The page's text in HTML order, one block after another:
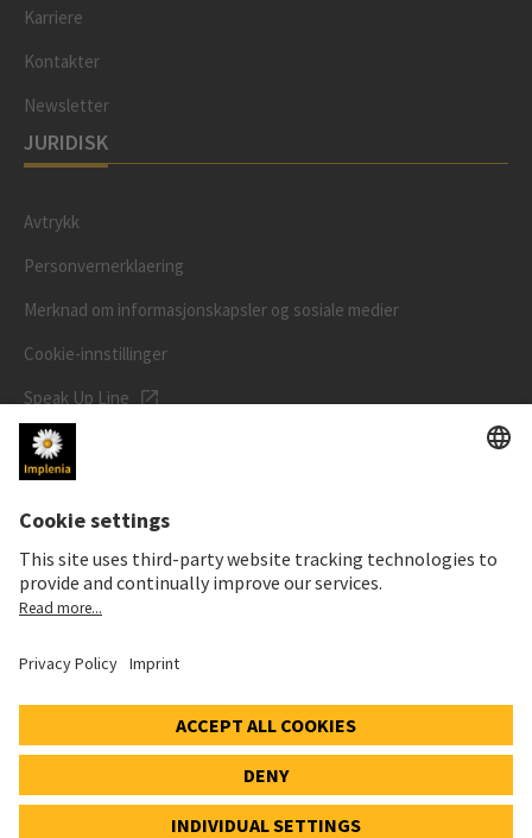
Karriere
Kontakter
Newsletter
JURIDISK
Avtrykk
Personvernerklaering
Merknad om informasjonskapsler og sosiale medier
Cookie-innstillinger
Speak Up Line
AKSJEKURSEN
ISIN: CH0023868554
62,30 CHF
0,00 CHF (0,00%)
© 2026 Implenia AG